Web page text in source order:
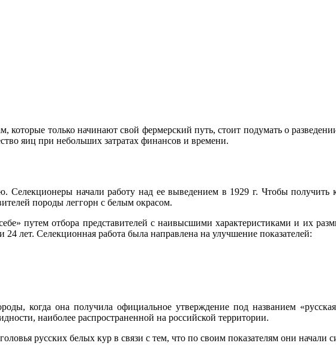
только начинают свой фермерский путь, стоит подумать о
яиц при небольших затратах финансов и времени.
Селекционеры начали работу над ее выведением в 1929 г. Чтобы
породы леггорн с белым окрасом.
путем отбора представителей с наивысшими характеристиками и их
24 лет. Селекционная работа была направлена на улучшение показателей:
когда она получила официальное утверждение под названием
наиболее распространенной на российской территории.
русских белых кур в связи с тем, что по своим показателям они начали